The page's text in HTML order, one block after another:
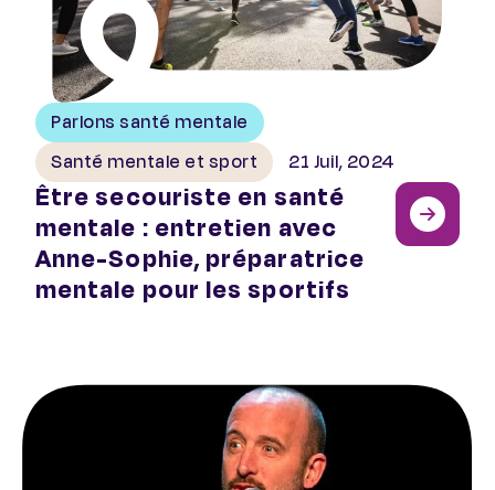
Parlons santé mentale
Santé mentale et sport
21 Juil, 2024
Être secouriste en santé
mentale : entretien avec
Anne-Sophie, préparatrice
mentale pour les sportifs